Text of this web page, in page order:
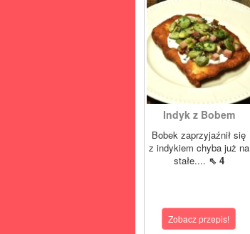
Indyk z Bobem
Bobek zaprzyjaźnił się
z indykiem chyba już na
stałe.... ⇖ 4
Zobacz przepis!